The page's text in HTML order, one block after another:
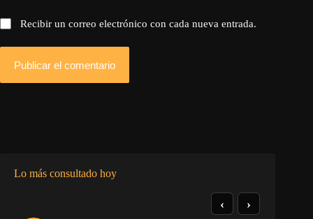
Recibir un correo electrónico con cada nueva entrada.
Publicar el comentario
Lo más consultado hoy
‹ ›